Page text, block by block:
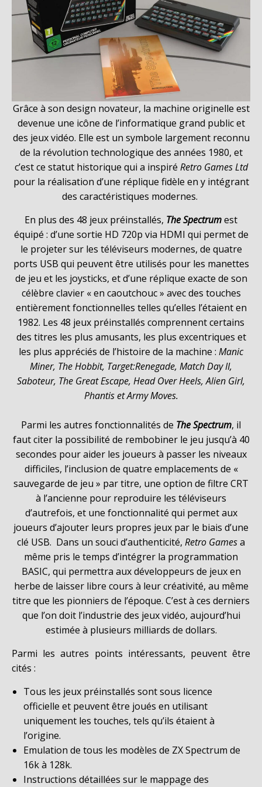
Grâce à son design novateur, la machine originelle est
devenue une icône de l’informatique grand public et
des jeux vidéo. Elle est un symbole largement reconnu
de la révolution technologique des années 1980, et
c’est ce statut historique qui a inspiré Retro Games Ltd
pour la réalisation d’une réplique fidèle en y intégrant
des caractéristiques modernes.
En plus des 48 jeux préinstallés, The Spectrumest
équipé : d’une sortie HD 720p via HDMI qui permet de
le projeter sur les téléviseurs modernes, de quatre
ports USB qui peuvent être utilisés pour les manettes
de jeu et les joysticks, et d’une réplique exacte de son
célèbre clavier « en caoutchouc » avec des touches
entièrement fonctionnelles telles qu’elles l’étaient en
1982. Les 48 jeux préinstallés comprennent certains
des titres les plus amusants, les plus excentriques et
les plus appréciés de l’histoire de la machine : Manic
Miner, The Hobbit, Target:Renegade, Match Day II,
Saboteur, The Great Escape, Head Over Heels, Alien Girl,
Phantis et Army Moves.
Parmi les autres fonctionnalités de The Spectrum, il
faut citer la possibilité de rembobiner le jeu jusqu’à 40
secondes pour aider les joueurs à passer les niveaux
difficiles, l’inclusion de quatre emplacements de «
sauvegarde de jeu » par titre, une option de filtre CRT
à l’ancienne pour reproduire les téléviseurs
d’autrefois, et une fonctionnalité qui permet aux
joueurs d’ajouter leurs propres jeux par le biais d’une
clé USB. Dans un souci d’authenticité, Retro Gamesa
même pris le temps d’intégrer la programmation
BASIC, qui permettra aux développeurs de jeux en
herbe de laisser libre cours à leur créativité, au même
titre que les pionniers de l’époque. C’est à ces derniers
que l’on doit l’industrie des jeux vidéo, aujourd’hui
estimée à plusieurs milliards de dollars.
Parmi les autres points intéressants, peuvent être
cités :
Tous les jeux préinstallés sont sous licence
officielle et peuvent être joués en utilisant
uniquement les touches, tels qu’ils étaient à
l’origine.
Emulation de tous les modèles de ZX Spectrum de
16k à 128k.
Instructions détaillées sur le mappage des